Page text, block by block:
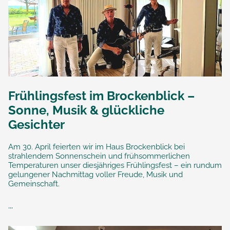
Frühlingsfest im Brockenblick –
Sonne, Musik & glückliche
Gesichter
Am 30. April feierten wir im Haus Brockenblick bei
strahlendem Sonnenschein und frühsommerlichen
Temperaturen unser diesjähriges Frühlingsfest – ein rundum
gelungener Nachmittag voller Freude, Musik und
Gemeinschaft.
...